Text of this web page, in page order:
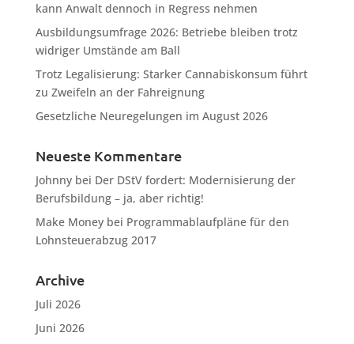
kann Anwalt dennoch in Regress nehmen
Ausbildungsumfrage 2026: Betriebe bleiben trotz
widriger Umstände am Ball
Trotz Legalisierung: Starker Cannabiskonsum führt
zu Zweifeln an der Fahreignung
Gesetzliche Neuregelungen im August 2026
Neueste Kommentare
Johnnybei Der DStV fordert: Modernisierung der
Berufsbildung – ja, aber richtig!
Make Moneybei Programmablaufpläne für den
Lohnsteuerabzug 2017
Archive
Juli 2026
Juni 2026